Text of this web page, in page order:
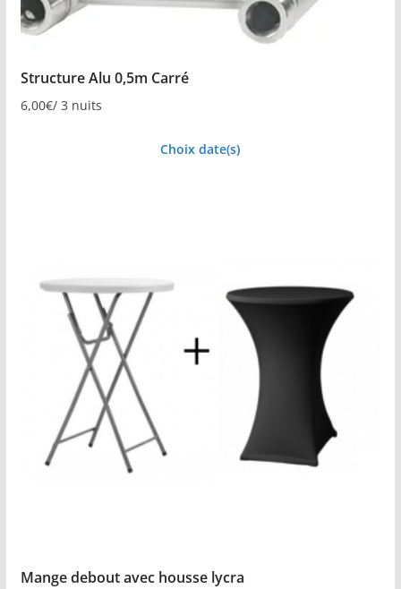
Structure Alu 0,5m Carré
6,00€/ 3 nuits
Choix date(s)
Mange debout avec housse lycra